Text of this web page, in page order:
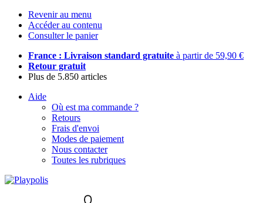
Revenir au menu
Accéder au contenu
Consulter le panier
France : Livraison standard gratuite à partir de 59,90 €
Retour gratuit
Plus de 5.850 articles
Aide
Où est ma commande ?
Retours
Frais d'envoi
Modes de paiement
Nous contacter
Toutes les rubriques